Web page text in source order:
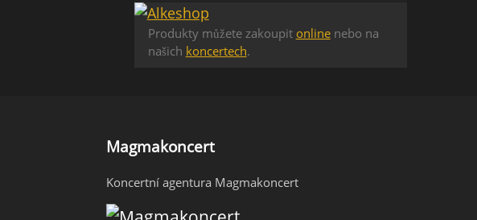
Produkty můžete zakoupit onlinenebo na
našich koncertech.
Magmakoncert
Koncertní agentura Magmakoncert